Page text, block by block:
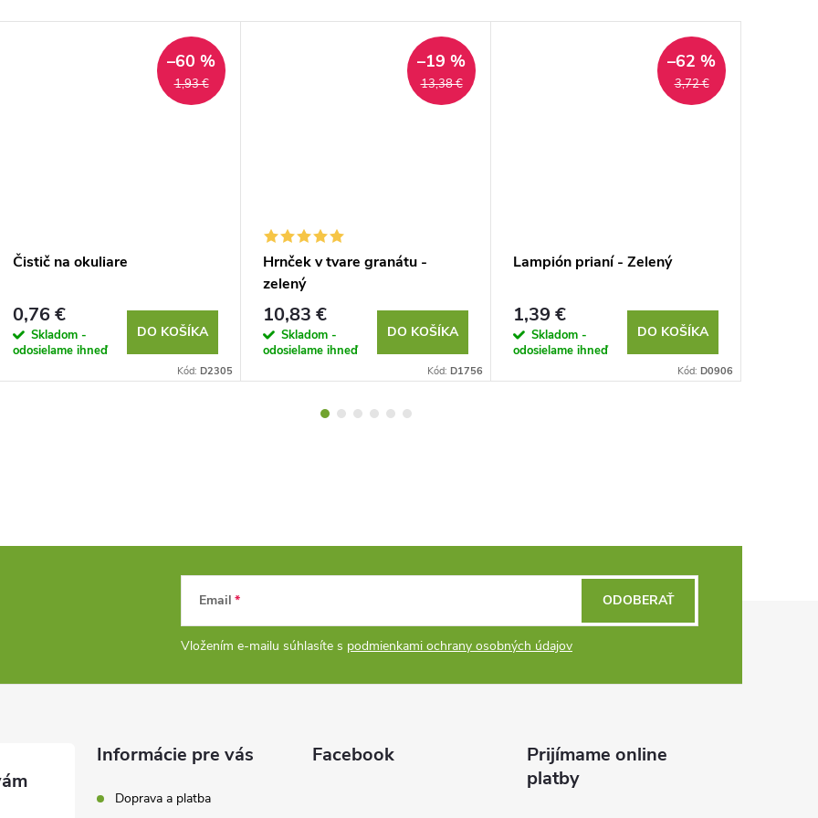
1,93 €
–60 %
Čistič na okuliare
0,76 €
Skladom -
odosielame ihneď
DO KOŠÍKA
Kód: D2305
13,38 €
–19 %
Hrnček v tvare granátu -
zelený
10,83 €
Skladom -
odosielame ihneď
DO KOŠÍKA
Kód: D1756
3,72 €
–62 %
Lampión prianí - Zelený
1,39 €
Skladom -
odosielame ihneď
DO KOŠÍKA
Kód: D0906
Email
Vložením e-mailu súhlasíte s podmienkami ochrany osobných údajov
ODOBERAŤ
Informácie pre vás
Doprava a platba
Facebook
Prijímame online
platby